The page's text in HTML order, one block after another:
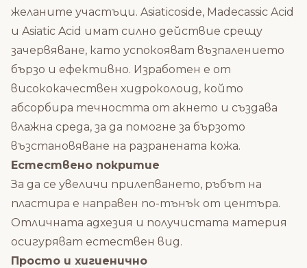
желаните участъци. Asiaticoside, Madecassic Acid
и Asiatic Acid имат силно действие срещу
зачервяване, като успокояват възпалението
бързо и ефективно. Изработен е от
висококачествен хидроколоид, който
абсорбира течността от акнето и създава
влажна среда, за да помогне за бързото
възстановяване на разранената кожа.
Естествено покритие
За да се увеличи прилепването, ръбът на
пластира е направен по-тънък от центъра.
Отличната адхезия и получистата материя
осигуряват естествен вид.
Просто и хигиенично